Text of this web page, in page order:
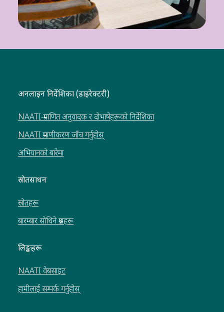
अनलाइन निर्देशिका (डाइरेक्टरी)
NAATI-प्रमाणित अनुवादक र दोभाषेहरूको निर्देशिका
NAATI प्रमाणीकरण जाँच गर्नुहोस्
अभियानको बारेमा
स्रोतसाधन
स्रोतहरू
बारम्बार सोधिने प्रश्नहरू
लिङ्कहरू
NAATI वेबसाइट
हामीलाई सम्पर्क गर्नुहोस्